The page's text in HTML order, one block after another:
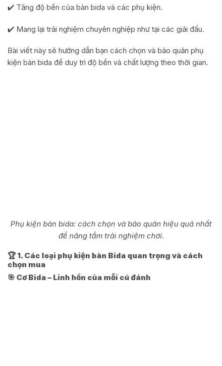
✔️ Tăng độ bền của bàn bida và các phụ kiện.
✔️ Mang lại trải nghiệm chuyên nghiệp như tại các giải đấu.
Bài viết này sẽ hướng dẫn bạn cách chọn và bảo quản phụ
kiện bàn bida để duy trì độ bền và chất lượng theo thời gian.
Phụ kiện bàn bida: cách chọn và bảo quản hiệu quả nhất
để nâng tầm trải nghiệm chơi.
🏆 1. Các loại phụ kiện bàn Bida quan trọng và cách
chọn mua
🎯 Cơ Bida – Linh hồn của mỗi cú đánh